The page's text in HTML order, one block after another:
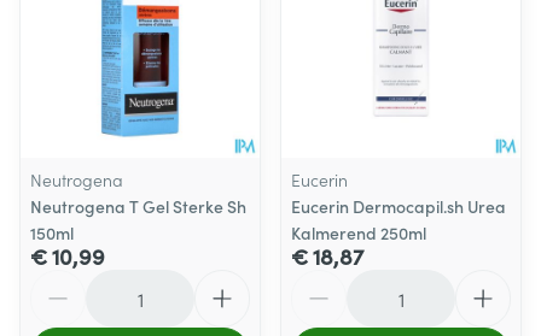
Neutrogena
Neutrogena T Gel Sterke Sh
150ml
€ 10,99
Eucerin
Eucerin Dermocapil.sh Urea
Kalmerend 250ml
€ 18,87